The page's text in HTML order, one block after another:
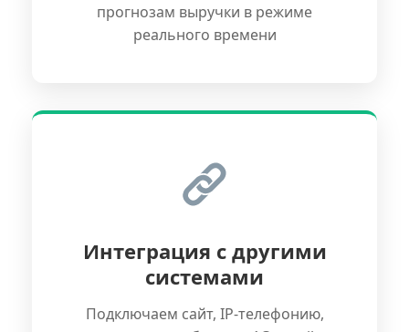
прогнозам выручки в режиме
реального времени
Интеграция с другими
системами
Подключаем сайт, IP-телефонию,